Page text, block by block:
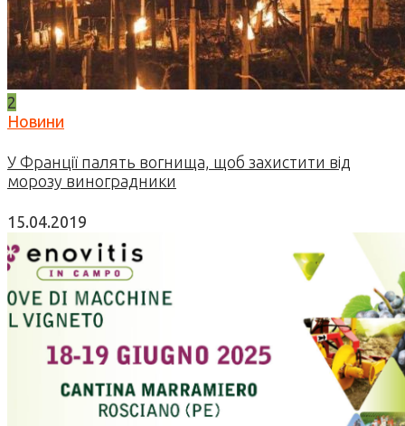
2
Новини
У Франції палять вогнища, щоб захистити від
морозу виноградники
15.04.2019